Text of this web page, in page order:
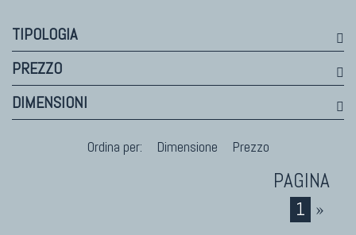
TIPOLOGIA
PREZZO
DIMENSIONI
Ordina per: Dimensione Prezzo
1 »